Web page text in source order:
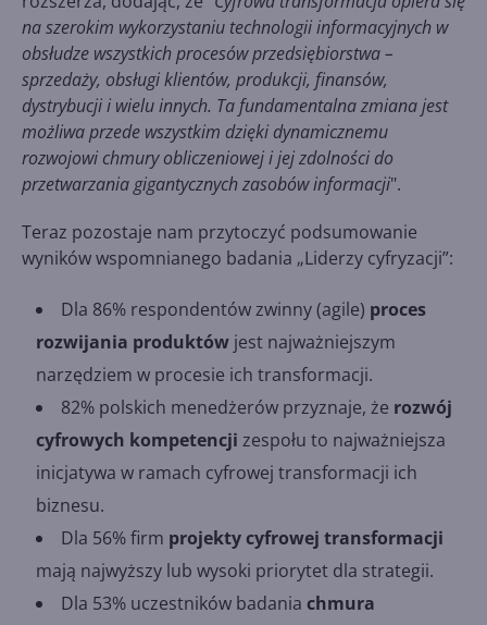
na szerokim wykorzystaniu technologii informacyjnych w
obsłudze wszystkich procesów przedsiębiorstwa –
sprzedaży, obsługi klientów, produkcji, finansów,
dystrybucji i wielu innych. Ta fundamentalna zmiana jest
możliwa przede wszystkim dzięki dynamicznemu
rozwojowi chmury obliczeniowej i jej zdolności do
przetwarzania gigantycznych zasobów informacji".
Teraz pozostaje nam przytoczyć podsumowanie
wyników wspomnianego badania „Liderzy cyfryzacji”:
Dla 86% respondentów zwinny (agile) proces
rozwijania produktów jest najważniejszym
narzędziem w procesie ich transformacji.
82% polskich menedżerów przyznaje, że rozwój
cyfrowych kompetencji zespołu to najważniejsza
inicjatywa w ramach cyfrowej transformacji ich
biznesu.
Dla 56% firm projekty cyfrowej transformacji
mają najwyższy lub wysoki priorytet dla strategii.
Dla 53% uczestników badania chmura